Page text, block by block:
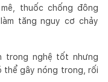
thuốc chống đông
tăng nguy cơ chảy
trong nghệ tốt nhưng
thể gây nóng trong, rối